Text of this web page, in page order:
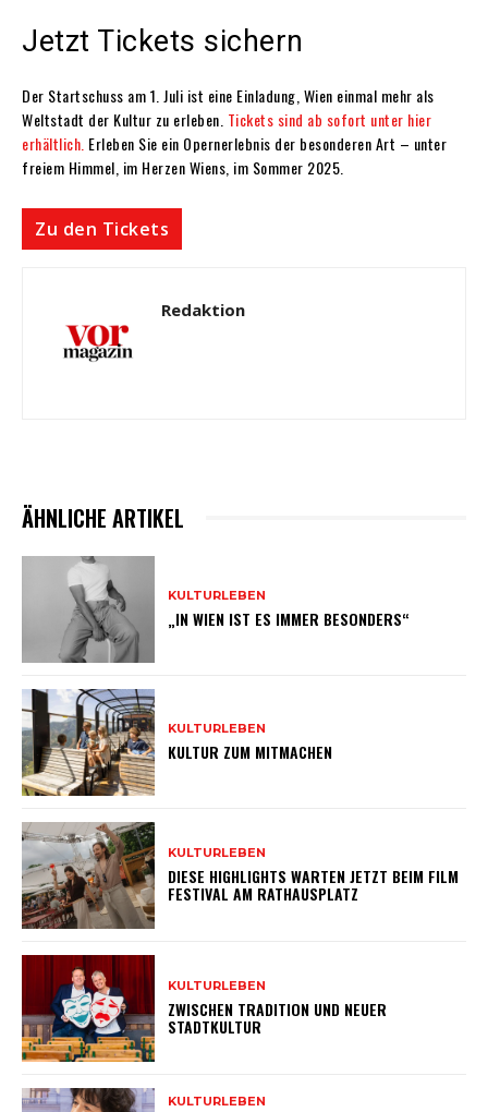
Jetzt Tickets sichern
Der Startschuss am 1. Juli ist eine Einladung, Wien einmal mehr als
Weltstadt der Kultur zu erleben. Tickets sind ab sofort unter hier
erhältlich. Erleben Sie ein Opernerlebnis der besonderen Art – unter
freiem Himmel, im Herzen Wiens, im Sommer 2025.
Zu den Tickets
Redaktion
ÄHNLICHE ARTIKEL
KULTURLEBEN
„IN WIEN IST ES IMMER BESONDERS“
KULTURLEBEN
KULTUR ZUM MITMACHEN
KULTURLEBEN
DIESE HIGHLIGHTS WARTEN JETZT BEIM FILM
FESTIVAL AM RATHAUSPLATZ
KULTURLEBEN
ZWISCHEN TRADITION UND NEUER
STADTKULTUR
KULTURLEBEN